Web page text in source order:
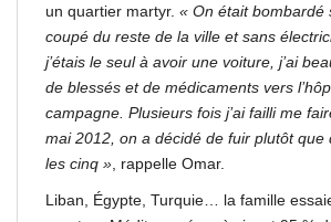
un quartier martyr. « On était bombardé
coupé du reste de la ville et sans
j’étais le seul à avoir une voiture, j’ai
de blessés et de médicaments vers
campagne. Plusieurs fois j’ai failli me
mai 2012, on a décidé de fuir plutôt que
les cinq » , rappelle Omar.
Liban, Égypte, Turquie… la famille